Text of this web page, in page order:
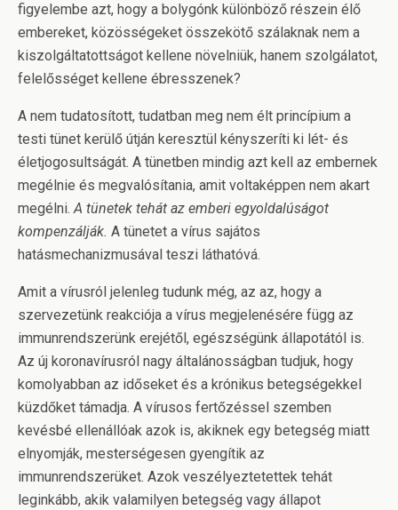
figyelembe azt, hogy a bolygónk különböző részein élő
embereket, közösségeket összekötő szálaknak nem a
kiszolgáltatottságot kellene növelniük, hanem szolgálatot,
felelősséget kellene ébresszenek?
A nem tudatosított, tudatban meg nem élt princípium a
testi tünet kerülő útján keresztül kényszeríti ki lét- és
életjogosultságát. A tünetben mindig azt kell az embernek
megélnie és megvalósítania, amit voltaképpen nem akart
megélni.A tünetek tehát az emberi egyoldalúságot
kompenzálják. A tünetet a vírus sajátos
hatásmechanizmusával teszi láthatóvá.
Amit a vírusról jelenleg tudunk még, az az, hogy a
szervezetünk reakciója a vírus megjelenésére függ az
immunrendszerünk erejétől, egészségünk állapotától is.
Az új koronavírusról nagy általánosságban tudjuk, hogy
komolyabban az időseket és a krónikus betegségekkel
küzdőket támadja. A vírusos fertőzéssel szemben
kevésbé ellenállóak azok is, akiknek egy betegség miatt
elnyomják, mesterségesen gyengítik az
immunrendszerüket. Azok veszélyeztetettek tehát
leginkább, akik valamilyen betegség vagy állapot